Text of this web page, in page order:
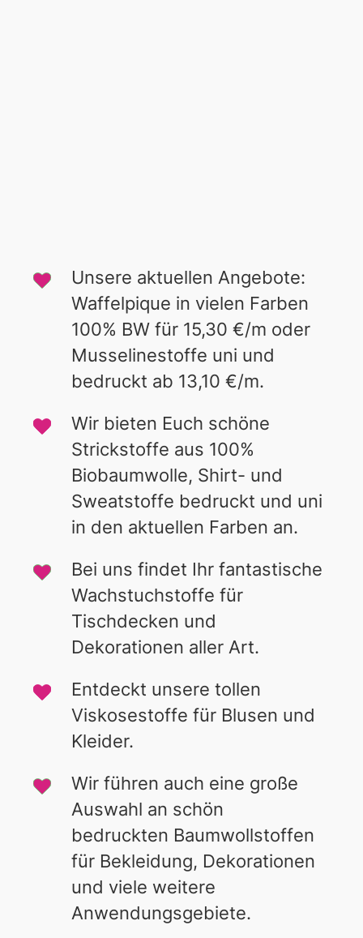
Unsere aktuellen Angebote:
Waffelpique in vielen Farben
100% BW für 15,30 €/m oder
Musselinestoffe uni und
bedruckt ab 13,10 €/m.
Wir bieten Euch schöne
Strickstoffe aus 100%
Biobaumwolle, Shirt- und
Sweatstoffe bedruckt und uni
in den aktuellen Farben an.
Bei uns findet Ihr fantastische
Wachstuchstoffe für
Tischdecken und
Dekorationen aller Art.
Entdeckt unsere tollen
Viskosestoffe für Blusen und
Kleider.
Wir führen auch eine große
Auswahl an schön
bedruckten Baumwollstoffen
für Bekleidung, Dekorationen
und viele weitere
Anwendungsgebiete.